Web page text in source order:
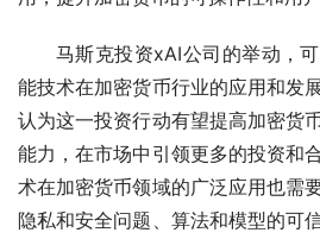
马斯克投资xAI公司的举动，
能技术在加密货币行业的应用和发
认为这一投资行动有望提高加密货
能力，在市场中引领更多的投资和
术在加密货币领域的广泛应用也需
隐私和安全问题、算法和模型的可